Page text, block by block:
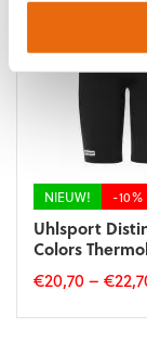
NIEUW! -10%
Uhlsport
Colors
€20,70– €
Dit